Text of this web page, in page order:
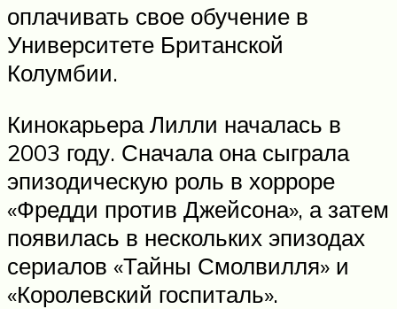
оплачивать свое обучение в
Университете Британской
Колумбии.
Кинокарьера Лилли началась в
2003 году. Сначала она сыграла
эпизодическую роль в хорроре
«Фредди против Джейсона», а затем
появилась в нескольких эпизодах
сериалов «Тайны Смолвилля» и
«Королевский госпиталь».